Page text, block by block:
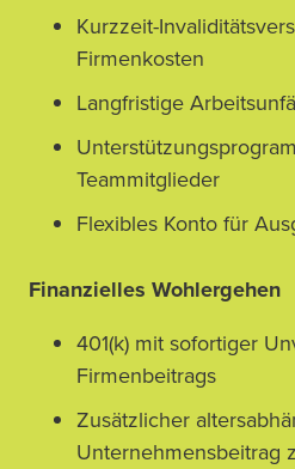
Kurzzeit-
Firmenkosten
Langfristige
Teammitglieder
Flexibles Konto für
Finanzielles Wohlergehen
401(k) mit sofortiger
Firmenbeitrags
Zusätzlicher
Unternehmensbeitrag